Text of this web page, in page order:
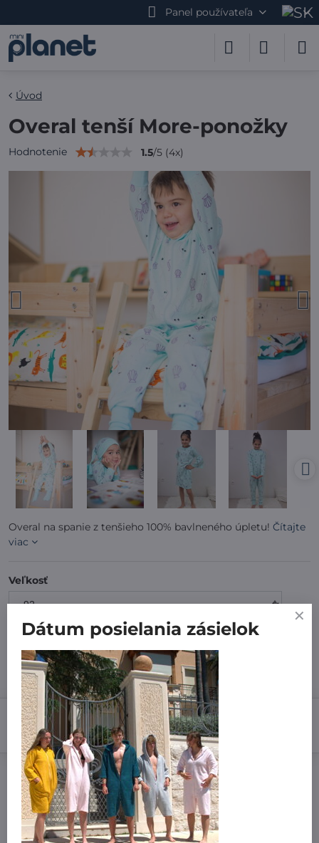
Panel používateľa
Úvod
Overal tenší More-ponožky
Hodnotenie 1.5/5 (4x)
Overal na spanie z tenšieho 100% bavlneného úpletu! Čítajte
viac
Veľkosť
7 dní
29,99 €
Do košíka
Pridať k Obľúbeným
Doručenia
Výrobca:MiniPlanet
Nákup za:
Dátum posielania zásielok